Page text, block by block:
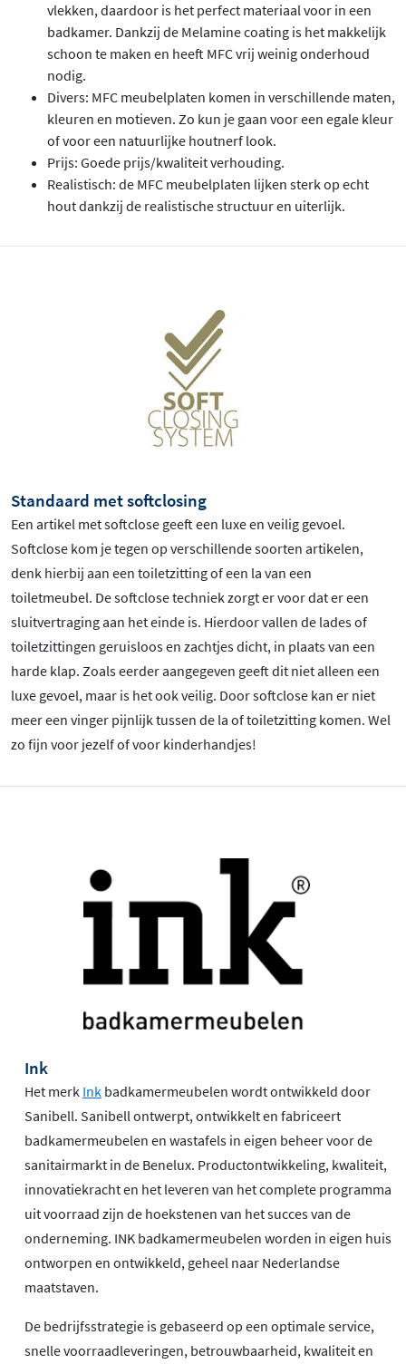
vlekken, daardoor is het perfect materiaal voor in een
badkamer. Dankzij de Melamine coating is het makkelijk
schoon te maken en heeft MFC vrij weinig onderhoud
nodig.
Divers: MFC meubelplaten komen in verschillende maten,
kleuren en motieven. Zo kun je gaan voor een egale kleur
of voor een natuurlijke houtnerf look.
Prijs: Goede prijs/kwaliteit verhouding.
Realistisch: de MFC meubelplaten lijken sterk op echt
hout dankzij de realistische structuur en uiterlijk.
Standaard met softclosing
Een artikel met softclose geeft een luxe en veilig gevoel.
Softclose kom je tegen op verschillende soorten artikelen,
denk hierbij aan een toiletzitting of een la van een
toiletmeubel. De softclose techniek zorgt er voor dat er een
sluitvertraging aan het einde is. Hierdoor vallen de lades of
toiletzittingen geruisloos en zachtjes dicht, in plaats van een
harde klap. Zoals eerder aangegeven geeft dit niet alleen een
luxe gevoel, maar is het ook veilig. Door softclose kan er niet
meer een vinger pijnlijk tussen de la of toiletzitting komen. Wel
zo fijn voor jezelf of voor kinderhandjes!
Ink
Het merk Ink badkamermeubelen wordt ontwikkeld door
Sanibell. Sanibell ontwerpt, ontwikkelt en fabriceert
badkamermeubelen en wastafels in eigen beheer voor de
sanitairmarkt in de Benelux. Productontwikkeling, kwaliteit,
innovatiekracht en het leveren van het complete programma
uit voorraad zijn de hoekstenen van het succes van de
onderneming. INK badkamermeubelen worden in eigen huis
ontworpen en ontwikkeld, geheel naar Nederlandse
maatstaven.
De bedrijfsstrategie is gebaseerd op een optimale service,
snelle voorraadleveringen, betrouwbaarheid, kwaliteit en